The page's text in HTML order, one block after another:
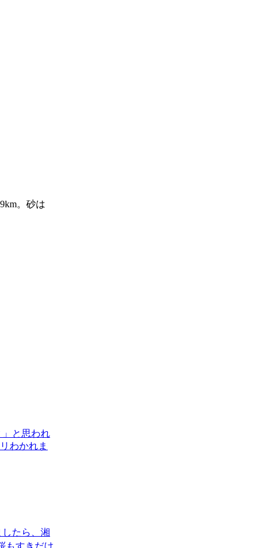
。砂は
と思われ
わかれま
たら、湘
もすきだけ